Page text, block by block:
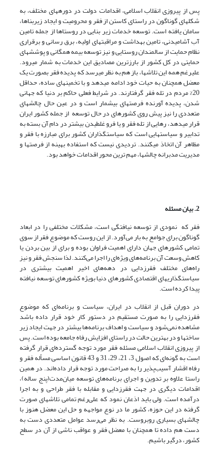
پس از پیروزی انقلاب اسلامی، اقدامات دولت در دوره­های مختلف، به
شکلهای گوناگون در راستای کاستن از فقر و محرومیت و ایجاد زیربناها،
سامان یافته است. توسعه خدمات زیر بنایی در روستاها از جمله تامین
آب آشامیدنی، تامین بهداشت و مراقبت­های اولیه، برق رسانی و برقراری
نظام حمایت از سالمندان روستایی و نیز توسعه بیمه همگانی و پوشش­های
حمایتی در کل کشور از بارزترین مصادیق این خدمات به شمار می­رود.
علی­رغم همه این تلاشها، باز هم به نظر می­رسد که پدیده فقر بصورت یک
معضل همچنان به حیات خود ادامه می­دهد و با تخمین­های ساده، حداقل
20% مردم در تله فقر گرفتارند. در شرایط فعلی حاکم بر دنیا که جهانی
شدن، پدیده آورنده فرصتهای بیشمار است و در عین حال چالشهای
متعددی را نیز پیش روی کشورهای در حال توسعه از جمله کشور ایران
قرار می­دهد، رهایی از تله فقر و یا فرو غلطیدن بیشتر در دام آن بسته به
تدابیر و سیاست­هایی است که سیاستگذاران کشور برای مبارزه با فقر و
مظاهر آن اتخاذ می­کنند. تردیدی نیست که استفاده بهینه از فرصتها و
مدیریت مدبرانه چالشها، مهم ترین محور اقدامات خواهد بود.
2. بیان مسئله
فقر که نمودی از توسعه نیافتگی است، مشکلات مختلفی را در ابعاد
گوناگون برای جوامع به بار می‌آورد. از این روست که موضوع فقر از سوی
تمامی کشورهای جهان دارای اهمیت فراوان بوده و برای از بین بردن یا
کاهش وسعت آن برنامه‌های ویژه‌ای را اجرا می‌کنند. لذا سنجش فقر و نیز
راه‌های مختلف فقرزدایی در دهه‌های اخیر اهمیت بیشتری در
سیاستگذاری­های اقتصادی کشورهای دنیا بویژه کشورهای توسعه ‌نیافته
پیدا کرده است.
در دوران قبل از انقلاب در ایران، سیاست و برنامه‌ای که موضوع
فقرزدایی را به صورت مستقیم در دستور کار خود قرار داده باشد
مشاهده نمی‌شود و سیاست و اهداف برنامه‌ها بیشتر در جهت ایجاد زیر
ساختها و در بهترین حالت در راستای افزایش رفاه جامعه بوده است. پس
از پیروزی انقلاب اسلامی مسئله فقر مورد توجه گسترده‌ای قرار گرفته
است به گونه‌ای که اصول 3، 21، 29، 31 و 43 قانون اساسی مسأله فقر و
رفاه اقشار آسیب‌پذیر را به صراحت مورد توجه قرار داده‌اند. در همین
راستا علاوه بر تدوین و اجرای برنامه‌های توسعه میان‌مدت(پنج ساله)،
اقدامات دیگری در جهت فقرزدایی و مقابله با فقر طراحی و به اجرا
درآمده است. ولی باید اذعان نمود که علی‌رغم تمامی تلاشهای صورت
گرفته در این حوزه، کشور ما در نوع مواجهه و حل این معضل هنوز با
چالشهای بسیاری روبروست. به نظر می‌رسد عوامل متعددی دست به
دست هم داده تا همچنان با معضل فقر و عواقب ناشی از آن در سطح
کشور، درگیر باشیم.